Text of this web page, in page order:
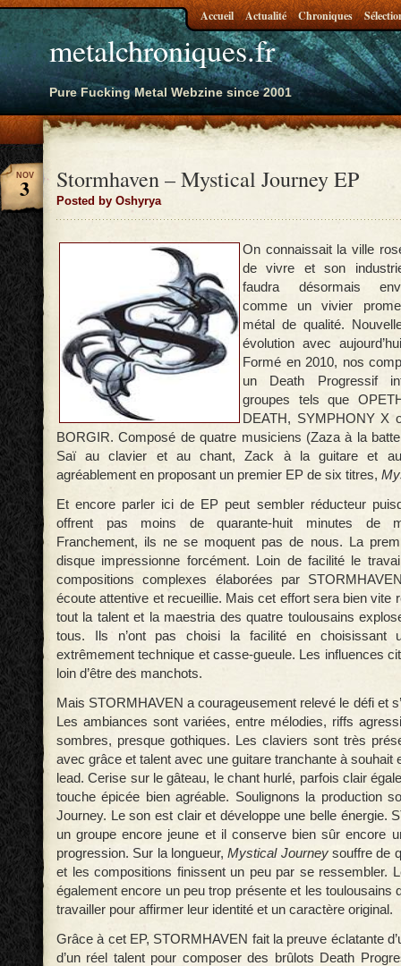
metalchroniques.fr
Pure Fucking Metal Webzine since 2001
Accueil Actualité Chroniques
Stormhaven – Mystical Journey EP
Posted by Oshyrya
NOV
3
On connaissait la ville
de vivre et son
faudra désormais
comme un vivier
métal de qualité.
évolution avec
Formé en 2010, nos
un Death Progressif
groupes tels que
DEATH, SYMPHONY X
BORGIR. Composé de quatre musiciens (Zaza à la
Saï au clavier et au chant, Zack à la guitare et au
agréablement en proposant un premier EP de six titres,
Et encore parler ici de EP peut sembler réducteur
offrent pas moins de quarante-huit minutes de
Franchement, ils ne se moquent pas de nous. La
disque impressionne forcément. Loin de facilité le
compositions complexes élaborées par
écoute attentive et recueillie. Mais cet effort sera bien vite
tout la talent et la maestria des quatre toulousains
tous. Ils n’ont pas choisi la facilité en choisissant
extrêmement technique et casse-gueule. Les influences
loin d’être des manchots.
Mais STORMHAVEN a courageusement relevé le défi et
Les ambiances sont variées, entre mélodies, riffs
sombres, presque gothiques. Les claviers sont très
avec grâce et talent avec une guitare tranchante à souhait
lead. Cerise sur le gâteau, le chant hurlé, parfois clair
touche épicée bien agréable. Soulignons la production
Journey. Le son est clair et développe une belle énergie.
un groupe encore jeune et il conserve bien sûr encore
progression. Sur la longueur,Mystical Journeysouffre de
et les compositions finissent un peu par se ressembler.
également encore un peu trop présente et les toulousains
travailler pour affirmer leur identité et un caractère original.
Grâce à cet EP, STORMHAVEN fait la preuve éclatante
d’un réel talent pour composer des brûlots Death